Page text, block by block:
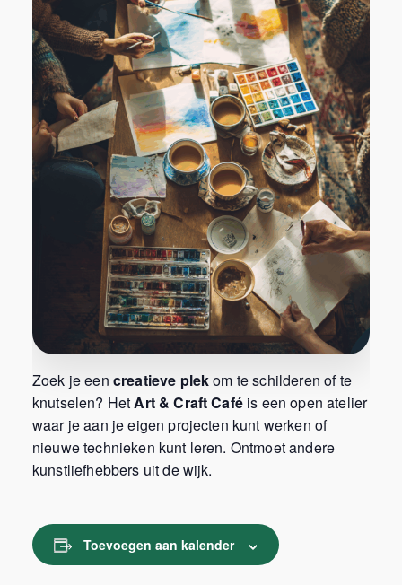
Zoek je een creatieve plekom te schilderen of te
knutselen? HetArt & Craft Caféis een open atelier
waar je aan je eigen projecten kunt werken of
nieuwe technieken kunt leren. Ontmoet andere
kunstliefhebbers uit de wijk.
Toevoegen aan kalender